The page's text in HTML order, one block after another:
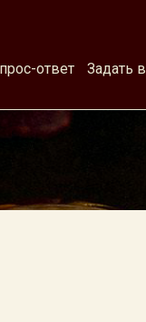
ответ Задать